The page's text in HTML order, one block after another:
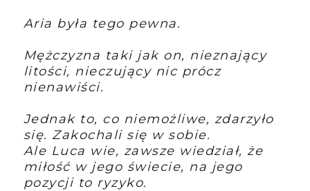
Aria była tego pewna.
Mężczyzna taki jak on, nieznający
litości, nieczujący nic prócz
nienawiści.
Jednak to, co niemożliwe, zdarzyło
się. Zakochali się w sobie.
Ale Luca wie, zawsze wiedział, że
miłość w jego świecie, na jego
pozycji to ryzyko.